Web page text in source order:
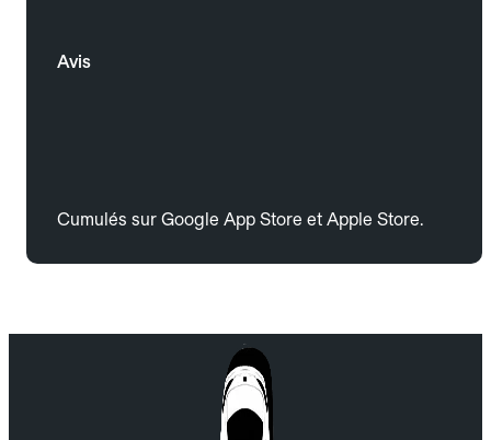
Avis
Cumulés sur Google App Store et Apple Store.